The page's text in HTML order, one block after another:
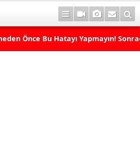
Önce Bu Hatayı Yapmayın!